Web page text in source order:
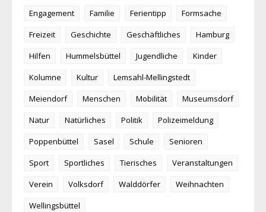
Engagement
Familie Ferientipp
Formsache
Freizeit
Geschichte Geschäftliches
Hamburg
Hilfen
Hummelsbüttel Jugendliche
Kinder
Kolumne
Kultur
Lemsahl-Mellingstedt
Meiendorf
Menschen Mobilität
Museumsdorf
Natur
Natürliches Politik
Polizeimeldung
Poppenbüttel
Sasel Schule
Senioren
Sport
Sportliches Tierisches
Veranstaltungen
Verein
Volksdorf Walddörfer
Weihnachten
Wellingsbüttel